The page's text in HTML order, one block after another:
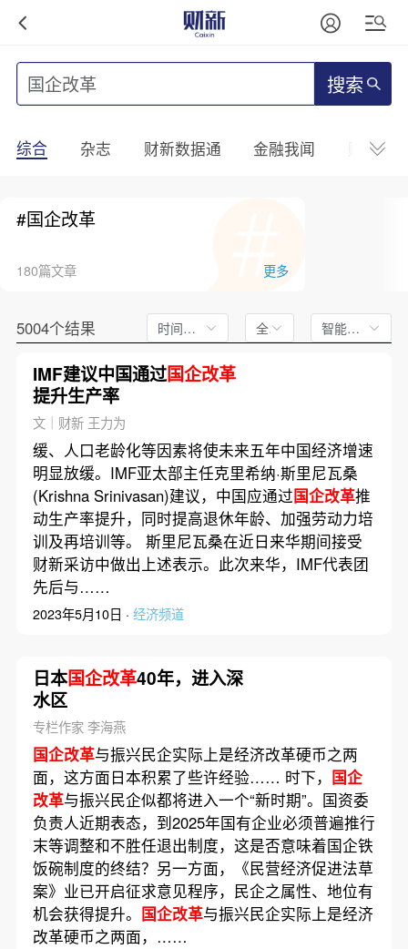
搜索
综合 杂志 财新数据通 金融我闻 财新
#国企改革
180篇文章 更多
5004个结果 时间不限 全文 智能排序
IMF建议中国通过国企改革
提升生产率
文｜财新 王力为
缓、人口老龄化等因素将使未来五年中国经济增速
明显放缓。IMF亚太部主任克里希纳·斯里尼瓦桑
(Krishna Srinivasan)建议，中国应通过国企改革推
动生产率提升，同时提高退休年龄、加强劳动力培
训及再培训等。 斯里尼瓦桑在近日来华期间接受
财新采访中做出上述表示。此次来华，IMF代表团
先后与……
2023年5月10日 · 经济频道
日本国企改革40年，进入深
水区
专栏作家 李海燕
国企改革与振兴民企实际上是经济改革硬币之两
面，这方面日本积累了些许经验…… 时下， 国企
改革与振兴民企似都将进入一个“新时期”。国资委
负责人近期表态，到2025年国有企业必须普遍推行
末等调整和不胜任退出制度，这是否意味着国企铁
饭碗制度的终结？另一方面，《民营经济促进法草
案》业已开启征求意见程序，民企之属性、地位有
机会获得提升。 国企改革与振兴民企实际上是经济
改革硬币之两面，……